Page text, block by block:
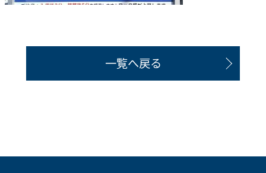
一覧へ戻る